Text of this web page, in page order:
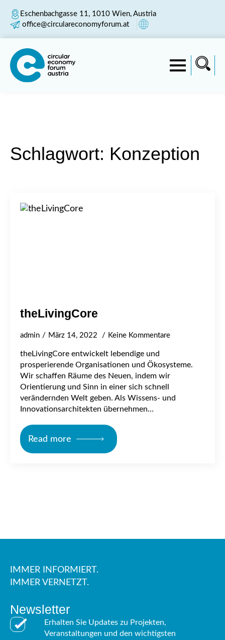
Eschenbachgasse 11, 1010 Wien, Austria
office@circulareconomyforum.at
Schlagwort: Konzeption
theLivingCore
admin März 14, 2022 Keine Kommentare
theLivingCore entwickelt lebendige und
prosperierende Organisationen und Ökosysteme.
Wir schaffen Räume des Neuen, indem wir
Orientierung und Sinn in einer sich schnell
verändernden Welt geben. Als Wissens- und
Innovationsarchitekten übernehmen…
Read more
IMMER INFORMIERT.
IMMER VERNETZT.
Newsletter
Erhalten Sie Updates zu Projekten,
Veranstaltungen und den wichtigsten